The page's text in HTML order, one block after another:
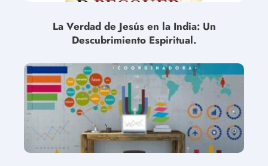
La Verdad de Jesús en la India: Un
Descubrimiento Espiritual.